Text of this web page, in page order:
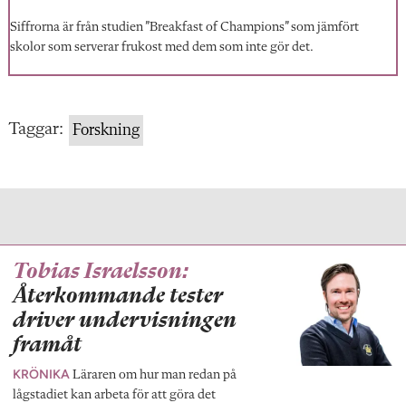
Siffrorna är från studien ”Breakfast of Champions” som jämfört
skolor som serverar frukost med dem som inte gör det.
Taggar: Forskning
Tobias Israelsson:
Återkommande tester
driver undervisningen
framåt
KRÖNIKA Läraren om hur man redan på
lågstadiet kan arbeta för att göra det